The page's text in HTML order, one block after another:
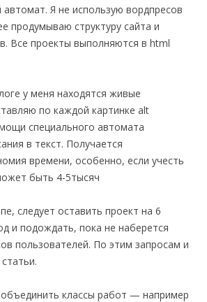
Я не использую вордпресов
продумываю структуру сайта и
Все проекты выполняются в html
у меня находятся живые
по каждой картинке alt
специального автомата
в текст. Получается
времени, особенно, если учесть
быть 4-5тысяч
следует оставить проект на 6
и подождать, пока не наберется
пользователей. По этим запросам и
классы работ — например